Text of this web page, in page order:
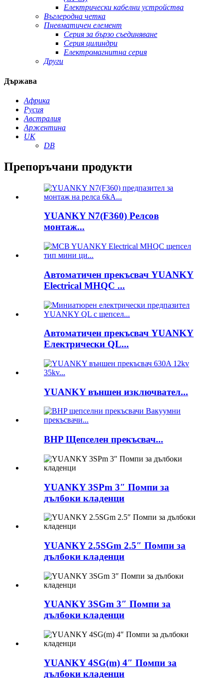
Електрически кабелни устройства
Въглеродна четка
Пневматичен елемент
Серия за бързо съединяване
Серия цилиндри
Електромагнитна серия
Други
Държава
Африка
Русия
Австралия
Аржентина
UK
DB
Препоръчани продукти
YUANKY N7(F360) Релсов
монтаж...
Автоматичен прекъсвач YUANKY
Electrical MHQC ...
Автоматичен прекъсвач YUANKY
Електрически QL...
YUANKY външен изключвател...
BHP Щепселен прекъсвач...
YUANKY 3SPm 3″ Помпи за
дълбоки кладенци
YUANKY 2.5SGm 2.5″ Помпи за
дълбоки кладенци
YUANKY 3SGm 3″ Помпи за
дълбоки кладенци
YUANKY 4SG(m) 4″ Помпи за
дълбоки кладенци